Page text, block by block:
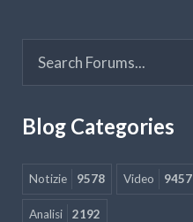
Blog Categories
Notizie 9578 Video 9457
Analisi 2192